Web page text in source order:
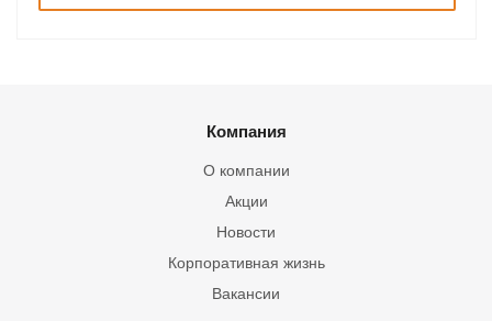
Компания
О компании
Акции
Новости
Корпоративная жизнь
Вакансии